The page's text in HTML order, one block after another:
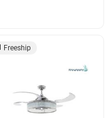
Freeship